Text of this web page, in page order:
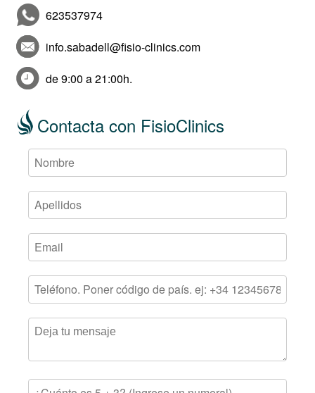
623537974
info.sabadell@fisio-clinics.com
de 9:00 a 21:00h.
Contacta con FisioClinics